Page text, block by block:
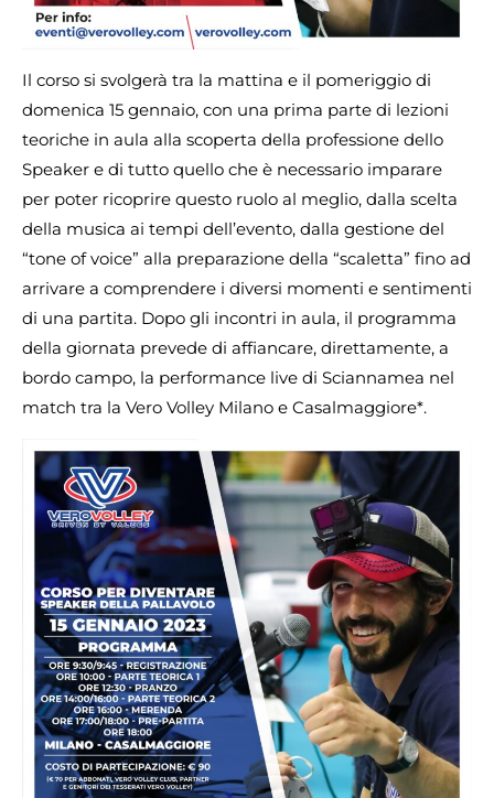
Il corso si svolgerà tra la mattina e il pomeriggio di
domenica 15 gennaio, con una prima parte di lezioni
teoriche in aula alla scoperta della professione dello
Speaker e di tutto quello che è necessario imparare
per poter ricoprire questo ruolo al meglio, dalla scelta
della musica ai tempi dell’evento, dalla gestione del
“tone of voice” alla preparazione della “scaletta” fino ad
arrivare a comprendere i diversi momenti e sentimenti
di una partita. Dopo gli incontri in aula, il programma
della giornata prevede di affiancare, direttamente, a
bordo campo, la performance live di Sciannamea nel
match tra la Vero Volley Milano e Casalmaggiore*.